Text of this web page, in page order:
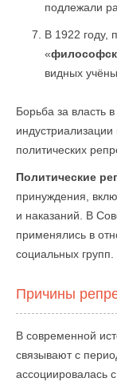
подлежали
В 1922 году,
«
видных
Борьба за власть
политических
Политические
принуждения,
и наказаний. В
применялись в
социальных групп.
Причины
В современной
связывают с
ассоциировалась